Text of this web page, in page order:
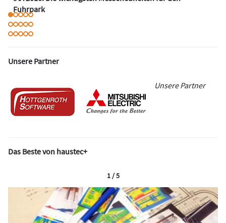
Fuhrpark
Unsere Partner
Unsere Partner
Das Beste von haustec+
1 / 5